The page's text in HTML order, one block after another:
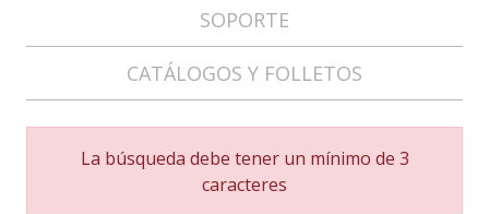
SOPORTE
CATÁLOGOS Y FOLLETOS
La búsqueda debe tener un mínimo de 3
caracteres